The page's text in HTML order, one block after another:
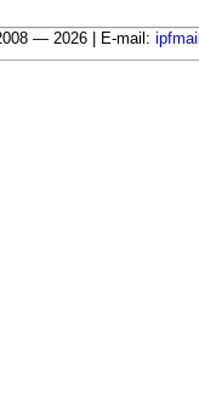
— 2026 | E-mail: